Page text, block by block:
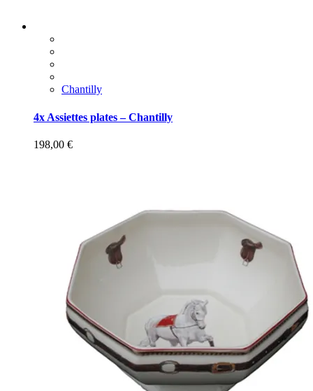
Chantilly
4x Assiettes plates – Chantilly
198,00 €